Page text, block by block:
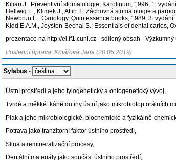
Kilian J.: Preventivní stomatologie, Karolinum, 1996, 1.
Hellwig E., Klimek J., Attin T.: Záchovná stomatologie a
Newbrun E.: Cariology, Quintessence books, 1989, 3. vydání
Kidd E.A.M., Joyston-Bechal S.: Essentials of dental caries,
prezentace na http://el.lf1.cuni.cz - sdílený obsah -
Poslední úprava: Kolářová Jana (20.05.2019)
Sylabus -
Ústní prostředí a jeho fylogenetický a ontogenetický vývoj,
Tvrdé a měkké tkáně dutiny ústní jako mikrobiotop orálních
Plak a jeho mikrobiologické, biochemické a fyzikálně-
Potrava jako tranzitorní faktor ústního prostředí,
Slina a remineralizační procesy,
Dentální materiály jako součást ústního prostředí,